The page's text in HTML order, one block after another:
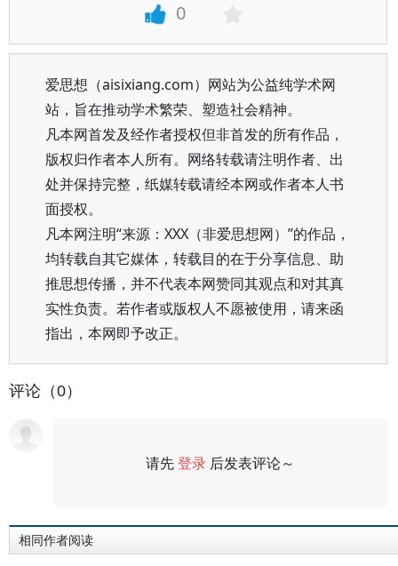
0
爱思想（aisixiang.com）网站为公益纯学术网
站，旨在推动学术繁荣、塑造社会精神。
凡本网首发及经作者授权但非首发的所有作品，
版权归作者本人所有。网络转载请注明作者、出
处并保持完整，纸媒转载请经本网或作者本人书
面授权。
凡本网注明“来源：XXX（非爱思想网）”的作品，
均转载自其它媒体，转载目的在于分享信息、助
推思想传播，并不代表本网赞同其观点和对其真
实性负责。若作者或版权人不愿被使用，请来函
指出，本网即予改正。
评论（0）
请先登录 后发表评论～
相同作者阅读